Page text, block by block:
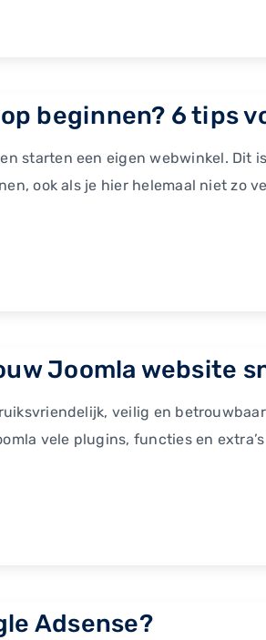
beginnen? 6 tips
starten een eigen webwinkel. Dit
ook als je hier helemaal niet zo
Joomla website
veilig en
vele plugins, functies en
Adsense?